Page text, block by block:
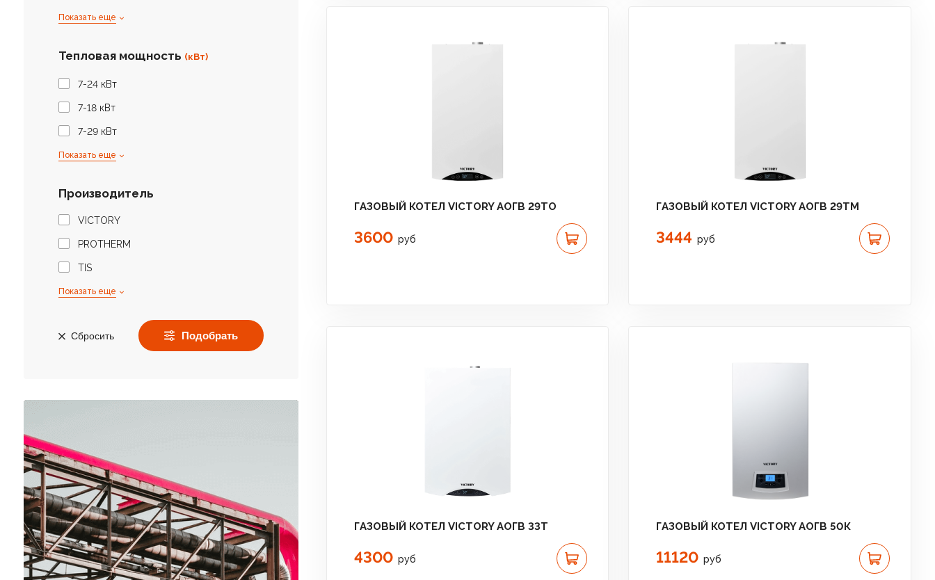
Показать еще
Тепловая мощность (кВт)
7-24 кВт
7-18 кВт
7-29 кВт
Показать еще
Производитель
VICTORY
PROTHERM
TIS
Показать еще
Сбросить Подобрать
ГАЗОВЫЙ КОТЕЛ VICTORY АОГВ 29TO
3600 руб
ГАЗОВЫЙ КОТЕЛ VICTORY АОГВ 29TM
3444 руб
ГАЗОВЫЙ КОТЕЛ VICTORY АОГВ 33T
4300 руб
ГАЗОВЫЙ КОТЕЛ VICTORY АОГВ 50К
11120 руб